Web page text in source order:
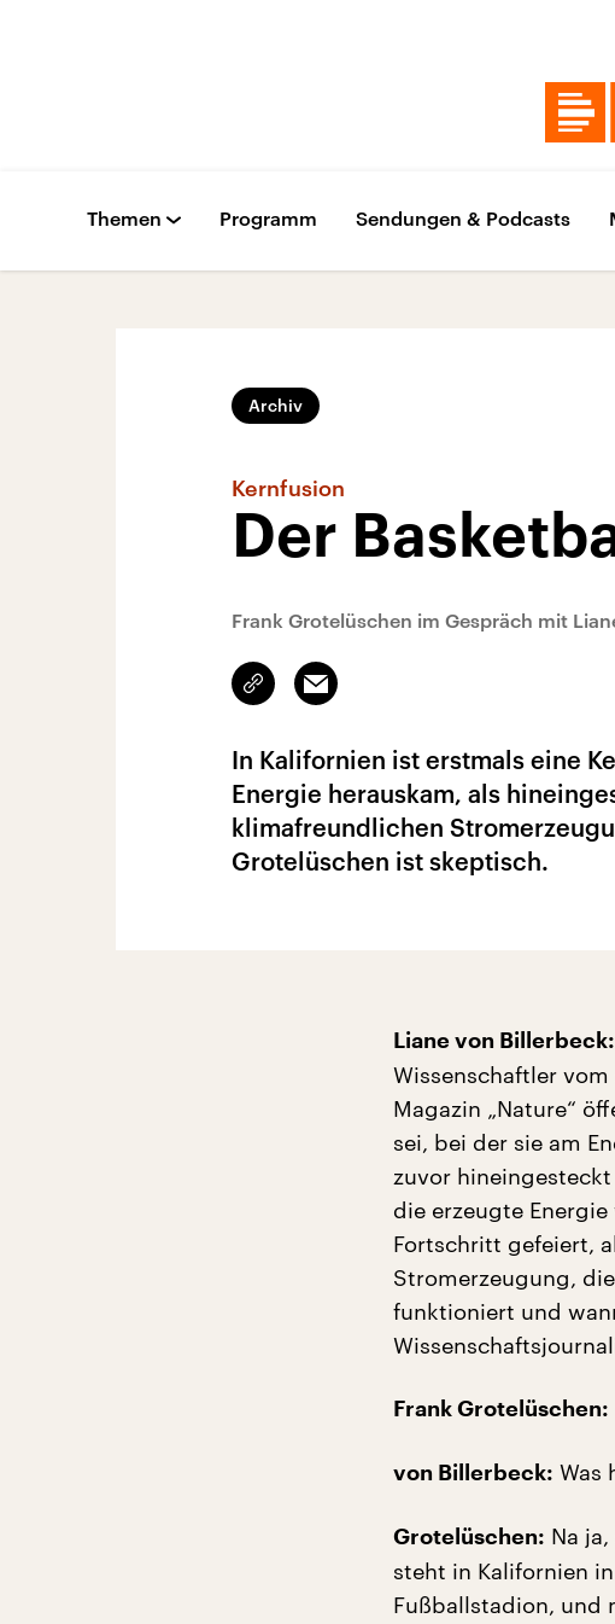
Themen Programm Sendungen & Podcasts
Archiv
Kernfusion
Der
Frank Grotelüschen im Gespräch mit
Link
kopieren/teilen
Email
In Kalifornien ist erstmals eine
Energie herauskam, als
klimafreundlichen
Grotelüschen ist skeptisch.
Liane von Billerbeck:
Wissenschaftler
Magazin „Nature“
sei, bei der sie am
zuvor
die erzeugte
Fortschritt gefeiert,
Stromerzeugung,
funktioniert und
Frank Grotelüschen:
von Billerbeck: Was
Grotelüschen: Na
steht in Kalifornien
Fußballstadion, und